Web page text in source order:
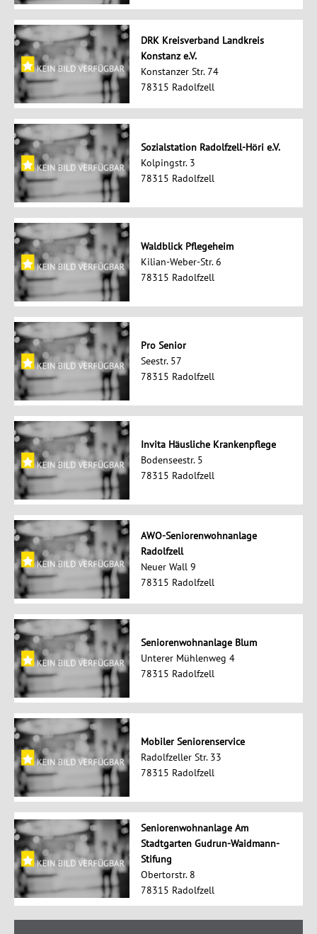
DRK Kreisverband Landkreis
Konstanz e.V.
Konstanzer Str. 74
78315 Radolfzell
Sozialstation Radolfzell-Höri e.V.
Kolpingstr. 3
78315 Radolfzell
Waldblick Pflegeheim
Kilian-Weber-Str. 6
78315 Radolfzell
Pro Senior
Seestr. 57
78315 Radolfzell
Invita Häusliche Krankenpflege
Bodenseestr. 5
78315 Radolfzell
AWO-Seniorenwohnanlage
Radolfzell
Neuer Wall 9
78315 Radolfzell
Seniorenwohnanlage Blum
Unterer Mühlenweg 4
78315 Radolfzell
Mobiler Seniorenservice
Radolfzeller Str. 33
78315 Radolfzell
Seniorenwohnanlage Am
Stadtgarten Gudrun-Waidmann-
Stifung
Obertorstr. 8
78315 Radolfzell